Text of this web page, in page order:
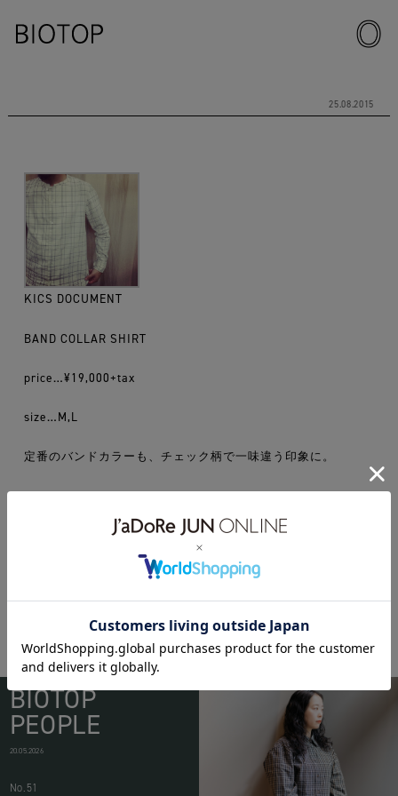
25.08.2015
KICS DOCUMENT
BAND COLLAR SHIRT
price…¥19,000+tax
size…M,L
定番のバンドカラーも、チェック柄で一味違う印象に。
KICSDOCUMENT
BIOTOP
PEOPLE
20.05.2026
No.51